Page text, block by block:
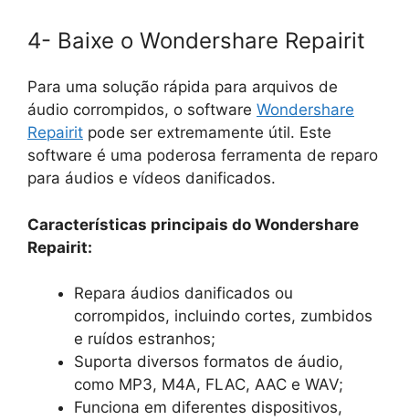
4- Baixe o Wondershare Repairit
Para uma solução rápida para arquivos de
áudio corrompidos, o software Wondershare
Repairit pode ser extremamente útil. Este
software é uma poderosa ferramenta de reparo
para áudios e vídeos danificados.
Características principais do Wondershare
Repairit:
Repara áudios danificados ou
corrompidos, incluindo cortes, zumbidos
e ruídos estranhos;
Suporta diversos formatos de áudio,
como MP3, M4A, FLAC, AAC e WAV;
Funciona em diferentes dispositivos,